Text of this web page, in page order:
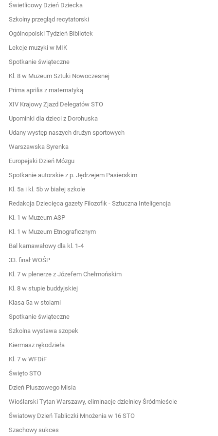
Świetlicowy Dzień Dziecka
Szkolny przegląd recytatorski
Ogólnopolski Tydzień Bibliotek
Lekcje muzyki w MIK
Spotkanie świąteczne
Kl. 8 w Muzeum Sztuki Nowoczesnej
Prima aprilis z matematyką
XIV Krajowy Zjazd Delegatów STO
Upominki dla dzieci z Dorohuska
Udany występ naszych drużyn sportowych
Warszawska Syrenka
Europejski Dzień Mózgu
Spotkanie autorskie z p. Jędrzejem Pasierskim
Kl. 5a i kl. 5b w białej szkole
Redakcja Dziecięca gazety Filozofik - Sztuczna Inteligencja
Kl. 1 w Muzeum ASP
Kl. 1 w Muzeum Etnograficznym
Bal karnawałowy dla kl. 1-4
33. finał WOŚP
Kl. 7 w plenerze z Józefem Chełmońskim
Kl. 8 w stupie buddyjskiej
Klasa 5a w stolarni
Spotkanie świąteczne
Szkolna wystawa szopek
Kiermasz rękodzieła
Kl. 7 w WFDiF
Święto STO
Dzień Pluszowego Misia
Wioślarski Tytan Warszawy, eliminacje dzielnicy Śródmieście
Światowy Dzień Tabliczki Mnożenia w 16 STO
Szachowy sukces